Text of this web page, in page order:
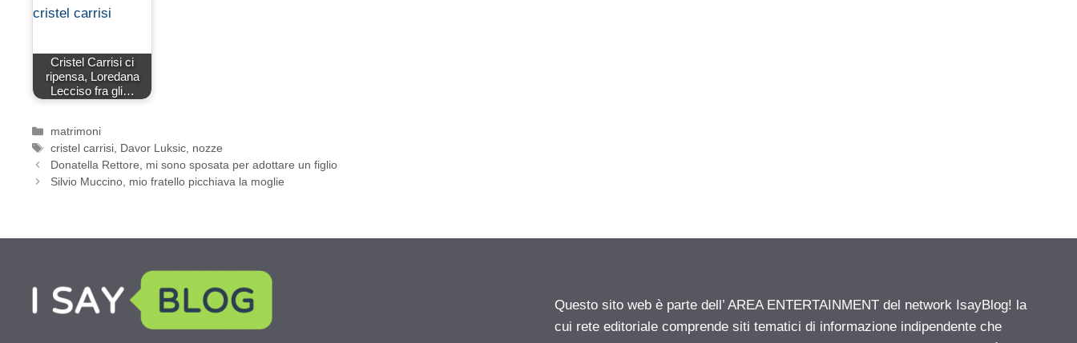
Cristel Carrisi ci
ripensa, Loredana
Lecciso fra gli…
Categorie
matrimoni
Tag
cristel carrisi, Davor Luksic, nozze
Donatella Rettore, mi sono sposata per adottare un figlio
Silvio Muccino, mio fratello picchiava la moglie
Questo sito web è parte dell’ AREA ENTERTAINMENT del network IsayBlog! la
cui rete editoriale comprende siti tematici di informazione indipendente che